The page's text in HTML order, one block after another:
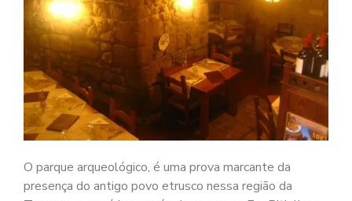
O parque arqueológico, é uma prova marcante da
presença do antigo povo etrusco nessa região da